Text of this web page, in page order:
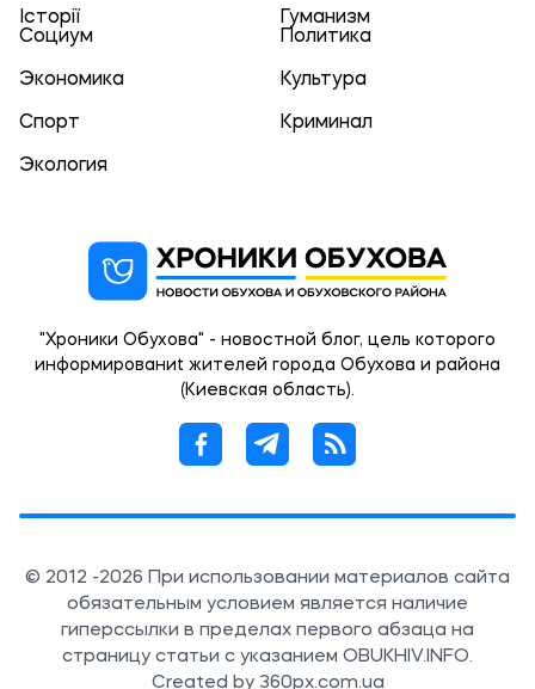
Історії
Гуманизм
Социум
Политика
Экономика Культура
Спорт Криминал
Экология
"Хроники Обухова" - новостной блог, цель которого
информированиt жителей города Обухова и района
(Киевская область).
© 2012 -2026 При использовании материалов сайта
обязательным условием является наличие
гиперссылки в пределах первого абзаца на
страницу статьи с указанием OBUKHIV.INFO.
Created by 360px.com.ua